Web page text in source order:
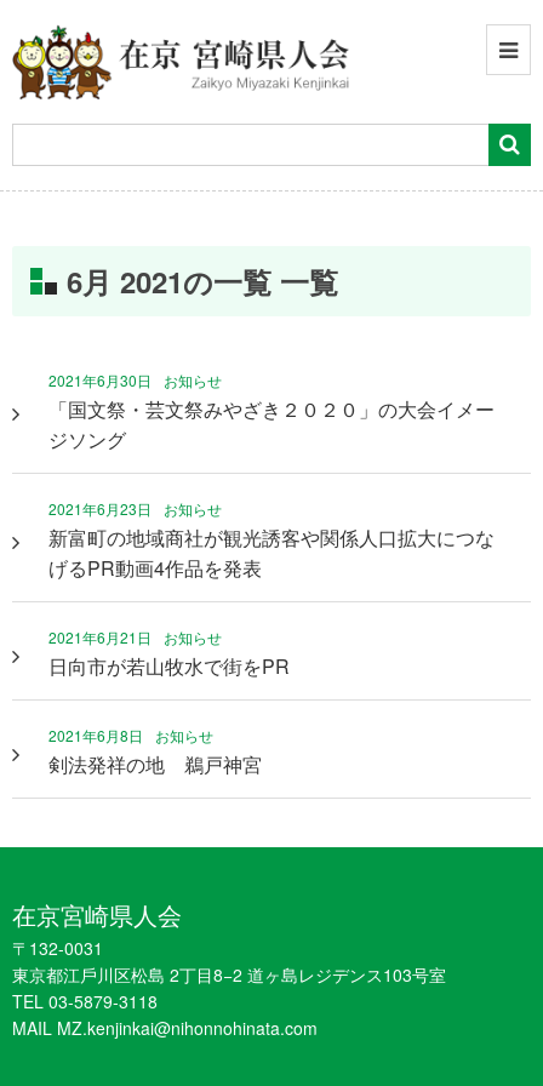
6月 2021の一覧 一覧
2021年6月30日 お知らせ
「国文祭・芸文祭みやざき２０２０」の大会イメー
ジソング
2021年6月23日 お知らせ
新富町の地域商社が観光誘客や関係人口拡大につな
げるPR動画4作品を発表
2021年6月21日 お知らせ
日向市が若山牧水で街をPR
2021年6月8日 お知らせ
剣法発祥の地 鵜戸神宮
在京宮崎県人会
〒132-0031
東京都江戶川区松島 2丁目8−2 道ヶ島レジデンス103号室
TEL 03-5879-3118
MAIL MZ.kenjinkai@nihonnohinata.com